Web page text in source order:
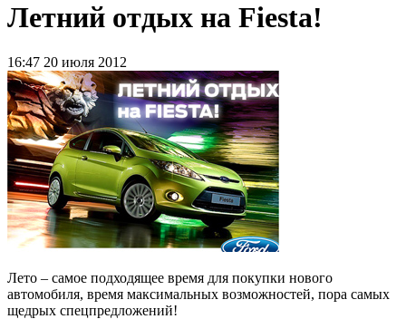
Летний отдых на Fiesta!
16:47 20 июля 2012
Лето – самое подходящее время для покупки нового
автомобиля, время максимальных возможностей, пора самых
щедрых спецпредложений!